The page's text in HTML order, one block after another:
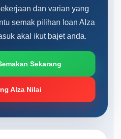
dan varian yang
semak pilihan loan Alza
akal ikut bajet anda.
Sekarang
Alza Nilai